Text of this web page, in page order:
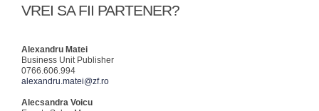
VREI SA FII PARTENER?
Alexandru Matei
Business Unit Publisher
0766.606.994
alexandru.matei@zf.ro
Alecsandra Voicu